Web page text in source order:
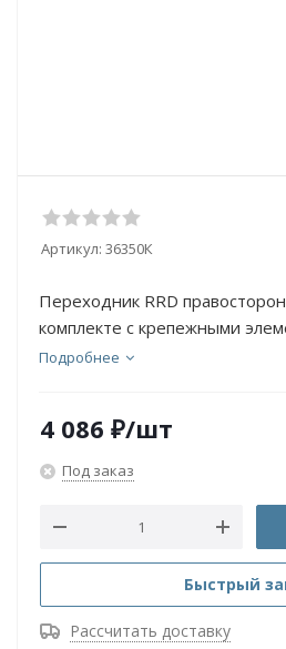
Артикул: 36350К
Переходник RRD
комплекте с крепежными
соединительными пла
Подробнее
4 086 ₽/шт
Под заказ
Быстрый
Рассчитать доставку